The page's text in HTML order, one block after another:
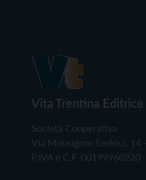
Vita Trentina Editrice
Società Cooperativa
Via Monsignor Endrici, 14
P.IVA e C.F. 00199960220